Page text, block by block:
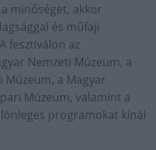
minőséget, akkor
és műfaji
fesztiválon az
Nemzeti Múzeum, a
a Magyar
Múzeum, valamint a
programokat kínál